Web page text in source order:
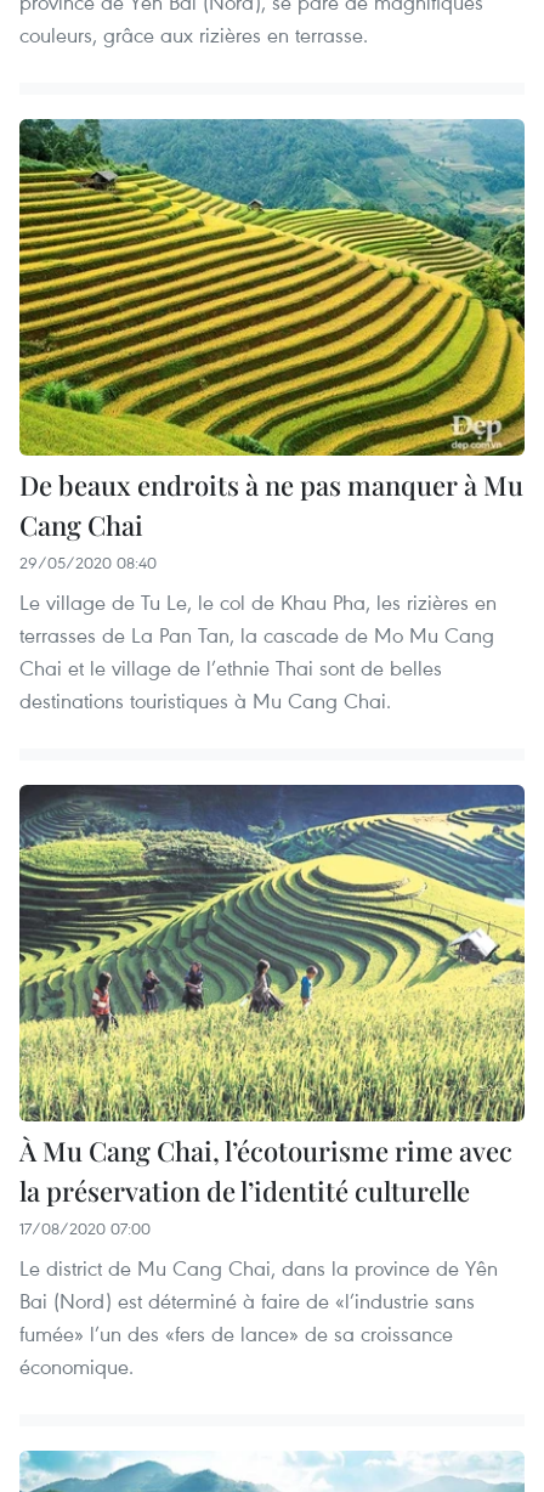
couleurs, grâce aux rizières en terrasse.
De beaux endroits à ne pas manquer à Mu
Cang Chai
29/05/2020 08:40
Le village de Tu Le, le col de Khau Pha, les rizières en
terrasses de La Pan Tan, la cascade de Mo Mu Cang
Chai et le village de l’ethnie Thai sont de belles
destinations touristiques à Mu Cang Chai.
À Mu Cang Chai, l’écotourisme rime avec
la préservation de l’identité culturelle
17/08/2020 07:00
Le district de Mu Cang Chai, dans la province de Yên
Bai (Nord) est déterminé à faire de «l’industrie sans
fumée» l’un des «fers de lance» de sa croissance
économique.